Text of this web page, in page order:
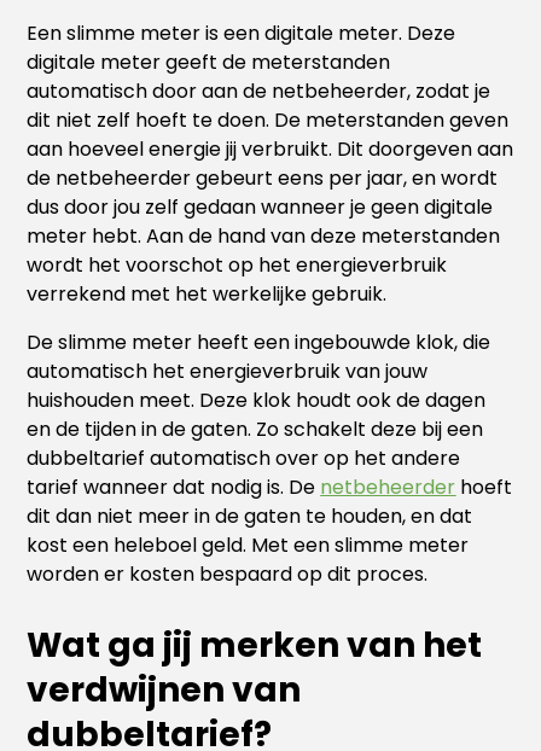
Een slimme meter is een digitale meter. Deze
digitale meter geeft de meterstanden
automatisch door aan de netbeheerder, zodat je
dit niet zelf hoeft te doen. De meterstanden geven
aan hoeveel energie jij verbruikt. Dit doorgeven aan
de netbeheerder gebeurt eens per jaar, en wordt
dus door jou zelf gedaan wanneer je geen digitale
meter hebt. Aan de hand van deze meterstanden
wordt het voorschot op het energieverbruik
verrekend met het werkelijke gebruik.
De slimme meter heeft een ingebouwde klok, die
automatisch het energieverbruik van jouw
huishouden meet. Deze klok houdt ook de dagen
en de tijden in de gaten. Zo schakelt deze bij een
dubbeltarief automatisch over op het andere
tarief wanneer dat nodig is. De netbeheerder hoeft
dit dan niet meer in de gaten te houden, en dat
kost een heleboel geld. Met een slimme meter
worden er kosten bespaard op dit proces.
Wat ga jij merken van het
verdwijnen van
dubbeltarief?